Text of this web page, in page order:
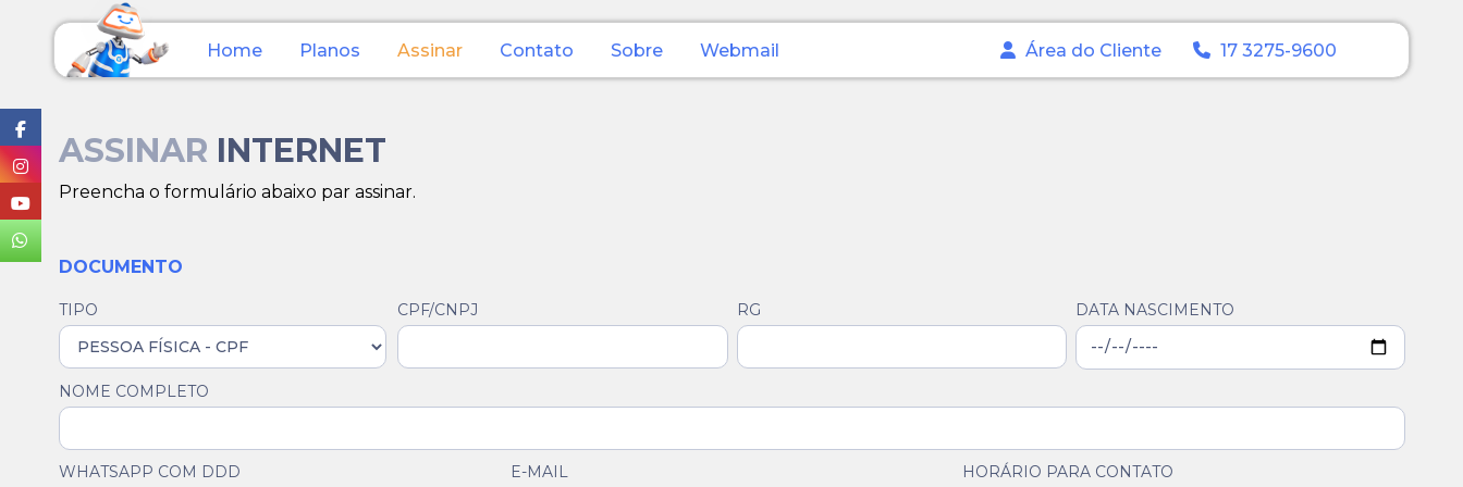
Home Planos Assinar Contato Sobre Webmail Área do Cliente 17 3275-9600
ASSINAR INTERNET
Preencha o formulário abaixo par assinar.
DOCUMENTO
TIPO CPF/CNPJ RG DATA NASCIMENTO
NOME COMPLETO
WHATSAPP COM DDD E-MAIL HORÁRIO PARA CONTATO